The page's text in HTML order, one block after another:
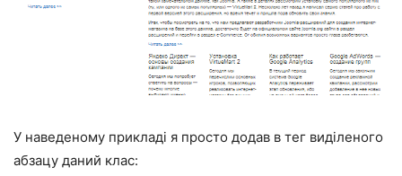
У наведеному прикладі я просто додав в тег виділеного
абзацу даний клас: